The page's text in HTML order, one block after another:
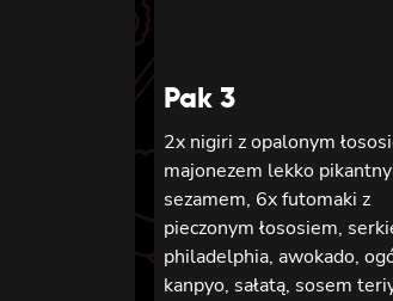
Pak 3
2x nigiri z opalonym
majonezem lekko
sezamem, 6x futomaki z
pieczonym łososiem,
philadelphia, awokado,
kanpyo, sałatą, sosem